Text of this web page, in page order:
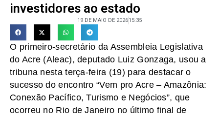
investidores ao estado
19 DE MAIO DE 202615:35
O primeiro-secretário da Assembleia Legislativa
do Acre (Aleac), deputado Luiz Gonzaga, usou a
tribuna nesta terça-feira (19) para destacar o
sucesso do encontro “Vem pro Acre – Amazônia:
Conexão Pacífico, Turismo e Negócios”, que
ocorreu no Rio de Janeiro no último final de